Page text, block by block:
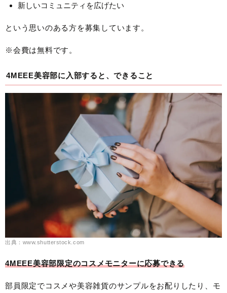
新しいコミュニティを広げたい
という思いのある方を募集しています。
※会費は無料です。
4MEEE美容部に入部すると、できること
出典：www.shutterstock.com
4MEEE美容部限定のコスメモニターに応募できる
部員限定でコスメや美容雑貨のサンプルをお配りしたり、モ